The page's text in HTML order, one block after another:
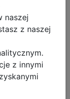
naszej
z naszej
z innymi